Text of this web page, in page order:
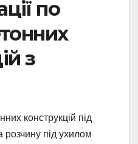
по
з
конструкцій під
під ухилом